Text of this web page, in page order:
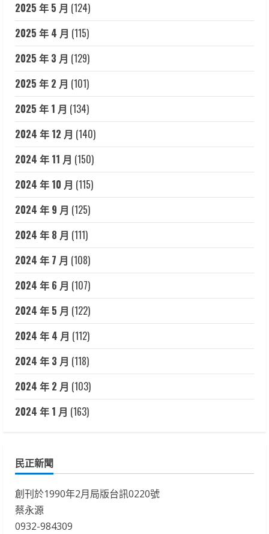
2025 年 5 月 (124)
2025 年 4 月 (115)
2025 年 3 月 (129)
2025 年 2 月 (101)
2025 年 1 月 (134)
2024 年 12 月 (140)
2024 年 11 月 (150)
2024 年 10 月 (115)
2024 年 9 月 (125)
2024 年 8 月 (111)
2024 年 7 月 (108)
2024 年 6 月 (107)
2024 年 5 月 (122)
2024 年 4 月 (112)
2024 年 3 月 (118)
2024 年 2 月 (103)
2024 年 1 月 (163)
民正新聞
創刊於1990年2月局版台訊0220號
蔡永源
0932-984309